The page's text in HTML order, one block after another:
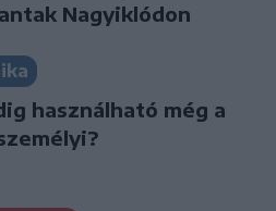
Nagyiklódon
használható még a